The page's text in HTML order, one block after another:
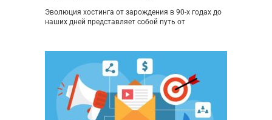
Эволюция хостинга от зарождения в 90-х годах до
наших дней представляет собой путь от